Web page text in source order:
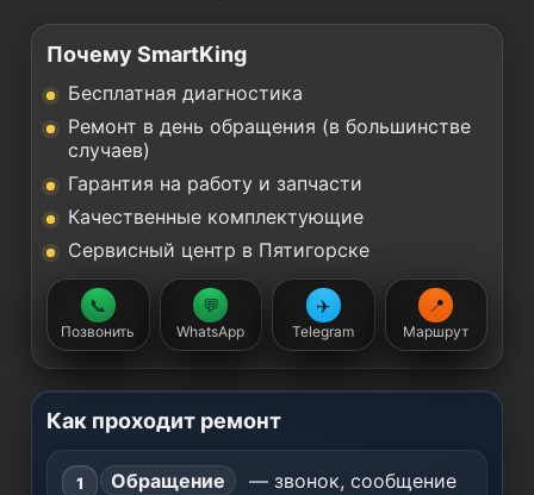
Почему SmartKing
Бесплатная диагностика
Ремонт в день обращения (в большинстве
случаев)
Гарантия на работу и запчасти
Качественные комплектующие
Сервисный центр в Пятигорске
📞
Позвонить
💬
WhatsApp
✈️
Telegram
📍
Маршрут
Как проходит ремонт
Обращение
— звонок, сообщение